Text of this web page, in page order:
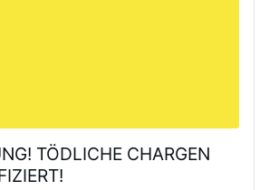
TÖDLICHE CHARGEN